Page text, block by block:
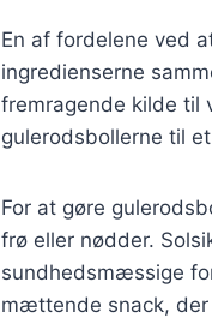
En af fordelene ved
ingredienserne
fremragende kilde til
gulerodsbollerne til
For at gøre
frø eller nødder.
sundhedsmæssige
mættende snack,